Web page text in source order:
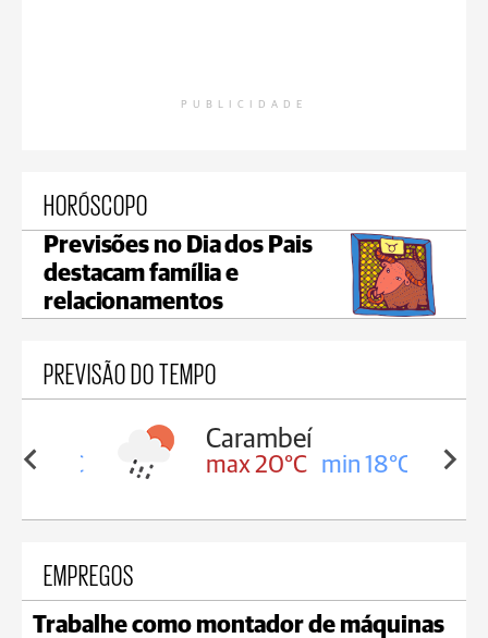
PUBLICIDADE
HORÓSCOPO
Previsões no Dia dos Pais
destacam família e
relacionamentos
PREVISÃO DO TEMPO
18°C
Carambeí
max 20°C min 18°C
EMPREGOS
Trabalhe como montador de máquinas